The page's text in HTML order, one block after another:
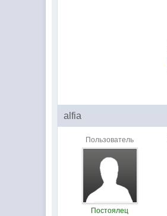
alfia
Пользователь
Постоялец